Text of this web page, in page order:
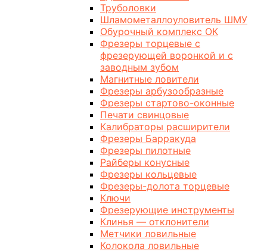
Труболовки
Шламометаллоуловитель ШМУ
Обурочный комплекс ОК
Фрезеры торцевые с
фрезерующей воронкой и с
заводным зубом
Магнитные ловители
Фрезеры арбузообразные
Фрезеры стартово-оконные
Печати свинцовые
Калибраторы расширители
Фрезеры Барракуда
Фрезеры пилотные
Райберы конусные
Фрезеры кольцевые
Фрезеры-долота торцевые
Ключи
Фрезерующие инструменты
Клинья — отклонители
Метчики ловильные
Колокола ловильные